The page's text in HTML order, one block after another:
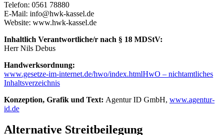
Telefon: 0561 78880
E-Mail: info@hwk-kassel.de
Website: www.hwk-kassel.de
Inhaltlich Verantwortliche/r nach § 18 MDStV:
Herr Nils Debus
Handwerksordnung:
www.gesetze-im-internet.de/hwo/index.htmlHwO – nichtamtliches
Inhaltsverzeichnis
Konzeption, Grafik und Text: Agentur ID GmbH, www.agentur-
id.de
Alternative Streitbeilegung